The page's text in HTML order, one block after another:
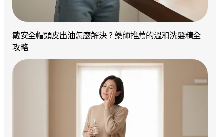
戴安全帽頭皮出油怎麼解決？藥師推薦的溫和洗髮精全
攻略